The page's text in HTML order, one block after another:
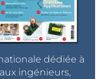
dédiée à
ingénieurs,